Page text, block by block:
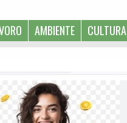
AMBIENTE CULTURA